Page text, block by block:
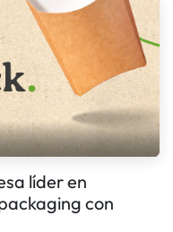
líder en
con